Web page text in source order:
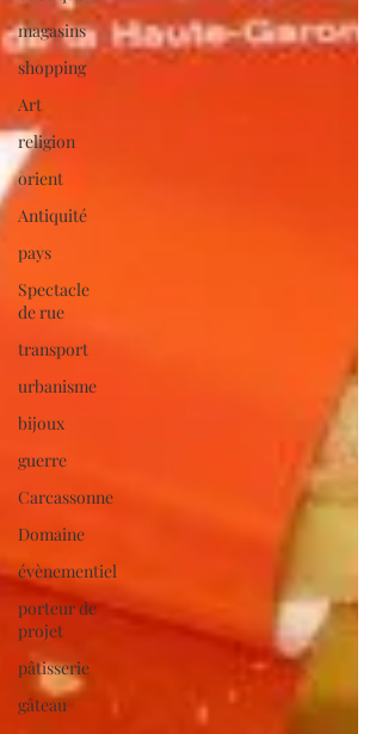
magasins
shopping
Art
religion
orient
Antiquité
pays
Spectacle
de rue
transport
urbanisme
bijoux
guerre
Carcassonne
Domaine
évènementiel
porteur de
projet
pâtisserie
gâteau